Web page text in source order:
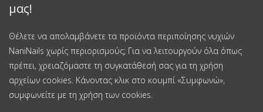
μας!
Θέλετε να απολαμβάνετε τα προϊόντα περιποίησης νυχιών
NaniNails χωρίς περιορισμούς; Για να λειτουργούν όλα όπως
πρέπει, χρειαζόμαστε τη συγκατάθεσή σας για τη χρήση
αρχείων cookies. Κάνοντας κλικ στο κουμπί «Συμφωνώ»,
συμφωνείτε με τη χρήση των cookies.
Έκπτωση 15%
Εγγραφείτε στο newsletter μας και κερδίστε έκπτωση 15% στην
πρώτη σας αγορά.